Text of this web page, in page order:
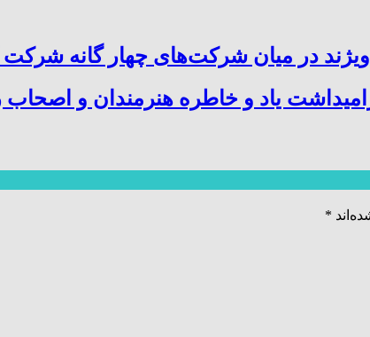
در میان شرکت‌های چهار گانه
یاد و خاطره هنرمندان و اصحاب
*